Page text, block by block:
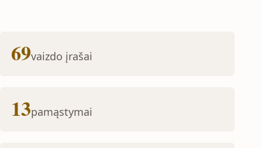
69vaizdo įrašai
13pamąstymai